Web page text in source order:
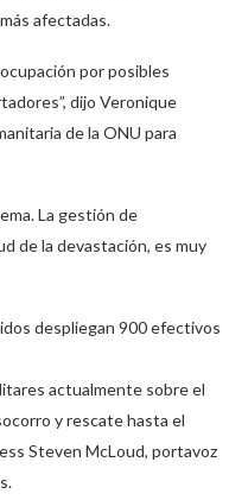
afectadas.
por posibles
dijo Veronique
de la ONU para
La gestión de
de la devastación, es muy
despliegan 900 efectivos
actualmente sobre el
y rescate hasta el
Steven McLoud, portavoz